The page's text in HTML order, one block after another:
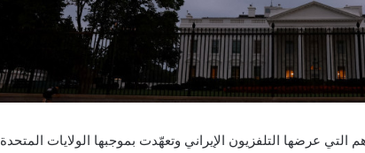
التي عرضها التلفزيون الإيراني وتعهّدت بموجبها الولايات المتحدة